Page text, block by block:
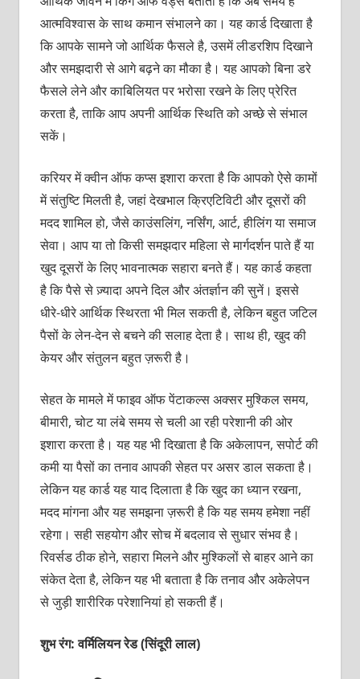
आत्मविश्वास के साथ कमान संभालने का। यह कार्ड दिखाता है
कि आपके सामने जो आर्थिक फैसले है, उसमें लीडरशिप दिखाने
और समझदारी से आगे बढ़ने का मौका है। यह आपको बिना डरे
फैसले लेने और काबिलियत पर भरोसा रखने के लिए प्रेरित
करता है, ताकि आप अपनी आर्थिक स्थिति को अच्छे से संभाल
सकें।
करियर में क्वीन ऑफ कप्स इशारा करता है कि आपको ऐसे कामों
में संतुष्टि मिलती है, जहां देखभाल क्रिएटिविटी और दूसरों की
मदद शामिल हो, जैसे काउंसलिंग, नर्सिंग, आर्ट, हीलिंग या समाज
सेवा। आप या तो किसी समझदार महिला से मार्गदर्शन पाते हैं या
खुद दूसरों के लिए भावनात्मक सहारा बनते हैं। यह कार्ड कहता
है कि पैसे से ज़्यादा अपने दिल और अंतर्ज्ञान की सुनें। इससे
धीरे-धीरे आर्थिक स्थिरता भी मिल सकती है, लेकिन बहुत जटिल
पैसों के लेन-देन से बचने की सलाह देता है। साथ ही, खुद की
केयर और संतुलन बहुत ज़रूरी है।
सेहत के मामले में फाइव ऑफ पेंटाकल्स अक्सर मुश्किल समय,
बीमारी, चोट या लंबे समय से चली आ रही परेशानी की ओर
इशारा करता है। यह यह भी दिखाता है कि अकेलापन, सपोर्ट की
कमी या पैसों का तनाव आपकी सेहत पर असर डाल सकता है।
लेकिन यह कार्ड यह याद दिलाता है कि खुद का ध्यान रखना,
मदद मांगना और यह समझना ज़रूरी है कि यह समय हमेशा नहीं
रहेगा। सही सहयोग और सोच में बदलाव से सुधार संभव है।
रिवर्सड ठीक होने, सहारा मिलने और मुश्किलों से बाहर आने का
संकेत देता है, लेकिन यह भी बताता है कि तनाव और अकेलेपन
से जुड़ी शारीरिक परेशानियां हो सकती हैं।
शुभ रंग: वर्मिलियन रेड (सिंदूरी लाल)